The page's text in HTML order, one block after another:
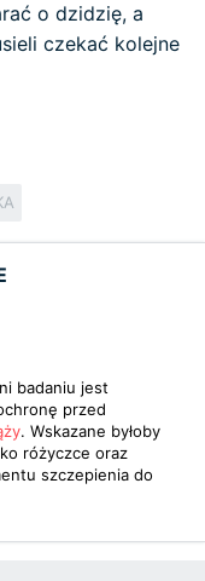
o dzidzię, a
czekać kolejne
badaniu jest
przed
. Wskazane byłoby
różyczce oraz
szczepienia do